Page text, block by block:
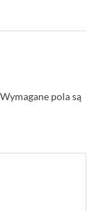
Wymagane pola są